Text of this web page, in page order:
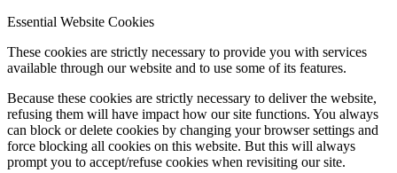
Essential Website Cookies
These cookies are strictly necessary to provide you with services
available through our website and to use some of its features.
Because these cookies are strictly necessary to deliver the website,
refusing them will have impact how our site functions. You always
can block or delete cookies by changing your browser settings and
force blocking all cookies on this website. But this will always
prompt you to accept/refuse cookies when revisiting our site.